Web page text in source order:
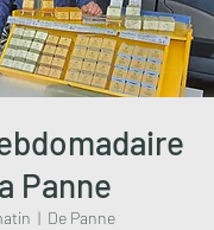
Panne
  |
De Panne